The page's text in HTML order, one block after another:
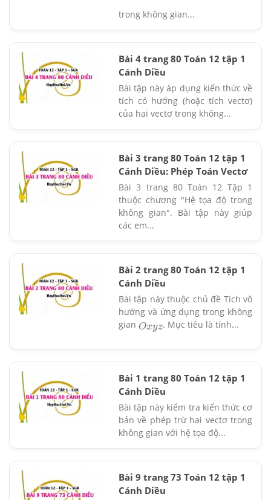
trong không gian...
Bài 4 trang 80 Toán 12 tập 1
Cánh Diều
Bài tập này áp dụng kiến thức về
tích có hướng (hoặc tích vectơ)
của hai vectơ trong không...
Bài 3 trang 80 Toán 12 tập 1
Cánh Diều: Phép Toán Vectơ
Bài 3 trang 80 Toán 12 Tập 1
thuộc chương "Hệ tọa độ trong
không gian". Bài tập này giúp
các em...
Bài 2 trang 80 Toán 12 tập 1
Cánh Diều
Bài tập này thuộc chủ đề Tích vô
hướng và ứng dụng trong không
gian Oxyz. Mục tiêu là tính...
Bài 1 trang 80 Toán 12 tập 1
Cánh Diều
Bài tập này kiểm tra kiến thức cơ
bản về phép trừ hai vectơ trong
không gian với hệ tọa độ...
Bài 9 trang 73 Toán 12 tập 1
Cánh Diều